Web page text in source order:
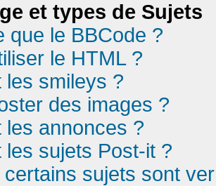
et types de Sujets
que le BBCode ?
le HTML ?
les smileys ?
des images ?
les annonces ?
les sujets Post-it ?
certains sujets sont